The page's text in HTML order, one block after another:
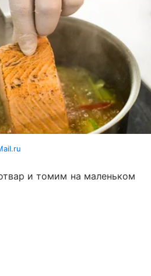
и томим на маленьком